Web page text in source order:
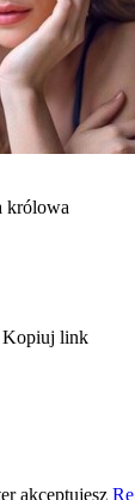
królowa
Kopiuj link
akceptujesz